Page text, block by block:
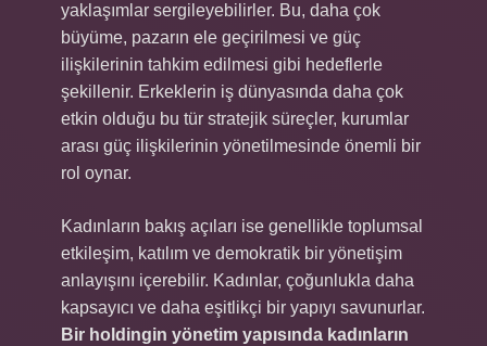
yaklaşımlar sergileyebilirler. Bu, daha çok
büyüme, pazarın ele geçirilmesi ve güç
ilişkilerinin tahkim edilmesi gibi hedeflerle
şekillenir. Erkeklerin iş dünyasında daha çok
etkin olduğu bu tür stratejik süreçler, kurumlar
arası güç ilişkilerinin yönetilmesinde önemli bir
rol oynar.
Kadınların bakış açıları ise genellikle toplumsal
etkileşim, katılım ve demokratik bir yönetişim
anlayışını içerebilir. Kadınlar, çoğunlukla daha
kapsayıcı ve daha eşitlikçi bir yapıyı savunurlar.
Bir holdingin yönetim yapısında kadınların